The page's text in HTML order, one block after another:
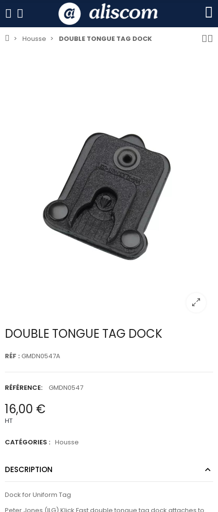
Housse DOUBLE TONGUE TAG DOCK
DOUBLE TONGUE TAG DOCK
RÉF : GMDN0547A
RÉFÉRENCE: GMDN0547
16,00 €
HT
CATÉGORIES : Housse
DESCRIPTION
Dock for Uniform Tag